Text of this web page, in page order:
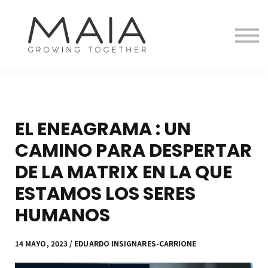
Tienda Virtual
Blog
EL ENEAGRAMA : UN
CAMINO PARA DESPERTAR
DE LA MATRIX EN LA QUE
ESTAMOS LOS SERES
HUMANOS
14 MAYO, 2023 / EDUARDO INSIGNARES-CARRIONE